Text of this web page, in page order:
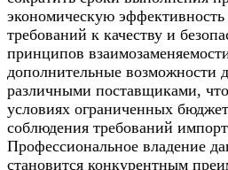
экономическую
требований к качеству и
принципов
дополнительные возможности
различными поставщиками,
условиях ограниченных
соблюдения требований
Профессиональное владение
становится конкурентным